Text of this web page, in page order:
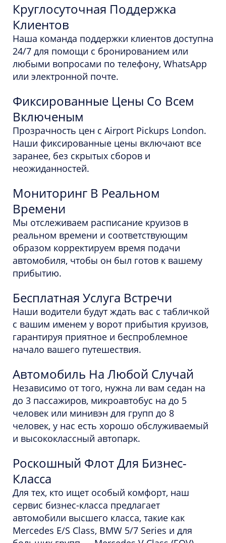
Круглосуточная Поддержка
Клиентов
Наша команда поддержки клиентов доступна
24/7 для помощи с бронированием или
любыми вопросами по телефону, WhatsApp
или электронной почте.
Фиксированные Цены Со Всем
Включеным
Прозрачность цен с Airport Pickups London.
Наши фиксированные цены включают все
заранее, без скрытых сборов и
неожиданностей.
Мониторинг В Реальном
Времени
Мы отслеживаем расписание круизов в
реальном времени и соответствующим
образом корректируем время подачи
автомобиля, чтобы он был готов к вашему
прибытию.
Бесплатная Услуга Встречи
Наши водители будут ждать вас с табличкой
с вашим именем у ворот прибытия круизов,
гарантируя приятное и беспроблемное
начало вашего путешествия.
Автомобиль На Любой Случай
Независимо от того, нужна ли вам седан на
до 3 пассажиров, микроавтобус на до 5
человек или минивэн для групп до 8
человек, у нас есть хорошо обслуживаемый
и высококлассный автопарк.
Роскошный Флот Для Бизнес-
Класса
Для тех, кто ищет особый комфорт, наш
сервис бизнес-класса предлагает
автомобили высшего класса, такие как
Mercedes E/S Class, BMW 5/7 Series и для